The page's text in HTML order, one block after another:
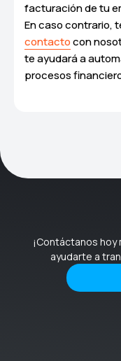
facturación de tu
En caso contrario,
contactocon
te ayudará a
procesos
¡Contáctanos
ayudarte a